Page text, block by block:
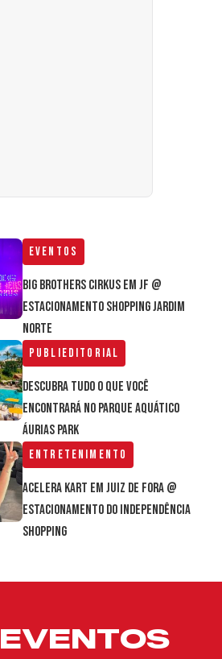
Eventos
Big Brothers Cirkus em JF @
estacionamento Shopping Jardim
Norte
Publieditorial
Descubra tudo o que você
encontrará no parque aquático
Áurias Park
Entretenimento
Acelera Kart em Juiz de Fora @
estacionamento do Independência
Shopping
EVENTOS